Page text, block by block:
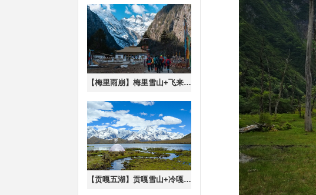
【梅里雨崩】梅里雪山+飞来寺+雨崩+冰湖+神瀑6日徒步转山
【贡嘎五湖】贡嘎雪山+冷嘎措+三恩措+月亮湖+里索海双湖轻徒步6日